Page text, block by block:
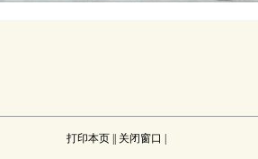
打印本页 关闭窗口